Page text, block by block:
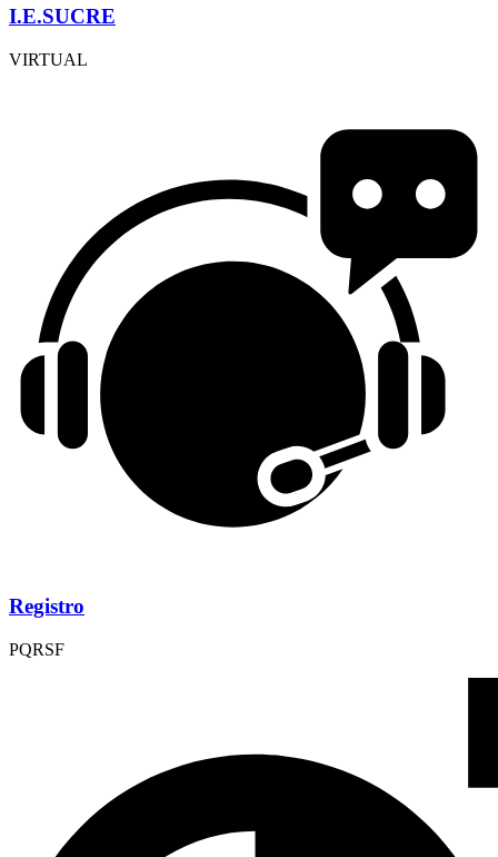
I.E.SUCRE
VIRTUAL
Registro
PQRSF